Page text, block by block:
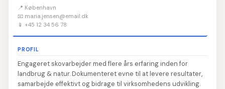
📍 København
📧 maria.jensen@email.dk
📱 +45 12 34 56 78
PROFIL
Engageret skovarbejder med flere års erfaring inden for
landbrug & natur. Dokumenteret evne til at levere resultater,
samarbejde effektivt og bidrage til virksomhedens udvikling.